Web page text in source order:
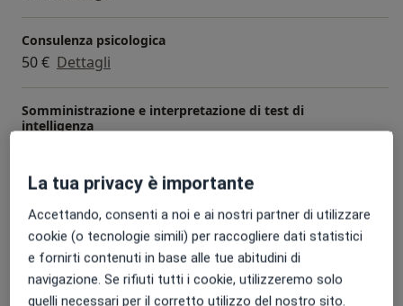
Consulenza psicologica
50 € Dettagli
Somministrazione e interpretazione di test di
intelligenza
Somministrazione e interpretazione di test proiettivi e
della personalità
60 € Dettagli
+ 7 prestazioni
La tua privacy è importante
Accettando, consenti a noi e ai nostri partner di utilizzare
cookie (o tecnologie simili) per raccogliere dati statistici
e fornirti contenuti in base alle tue abitudini di
navigazione. Se rifiuti tutti i cookie, utilizzeremo solo
quelli necessari per il corretto utilizzo del nostro sito.